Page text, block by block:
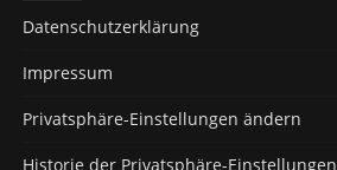
Datenschutzerklärung
Impressum
Privatsphäre-Einstellungen ändern
Historie der Privatsphäre-Einstellungen